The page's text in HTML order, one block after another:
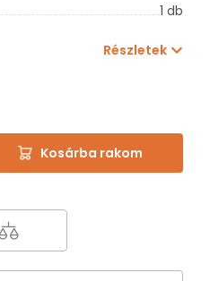
1 db
Részletek
Kosárba rakom